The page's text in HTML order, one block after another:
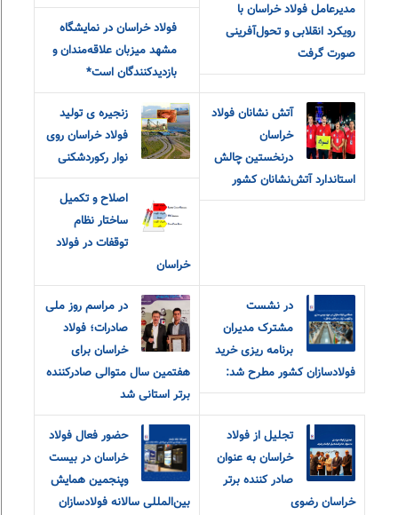
مدیرعامل فولاد خراسان با
رویکرد انقلابی و تحول‌آفرینی
صورت گرفت
فولاد خراسان در نمایشگاه
مشهد میزبان علاقه‌مندان و‌
بازدیدکنندگان است*
آتش نشانان فولاد
خراسان
درنخستین چالش
استاندارد آتش‌نشانان کشور
زنجیره ی تولید
فولاد خراسان روی
نوار رکوردشکنی
اصلاح و تکمیل
ساختار نظام
توقفات در فولاد
خراسان
در نشست
مشترک مدیران
برنامه ریزی خرید
فولادسازان کشور مطرح شد:
در مراسم روز ملی
صادرات؛ فولاد
خراسان برای
هفتمین سال متوالی صادرکننده
برتر استانی شد
تجلیل از فولاد
خراسان به عنوان
صادر کننده برتر
خراسان رضوی
حضور فعال فولاد
خراسان در بیست
و‌پنجمین همایش
بین‌المللی سالانه فولادسازان